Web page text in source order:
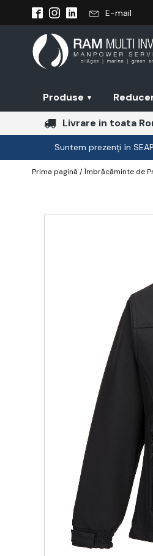
E-mail
Produse ▾
Livrare in toata
Suntem prezenți în
Prima pagină /Îmbrăcăminte de